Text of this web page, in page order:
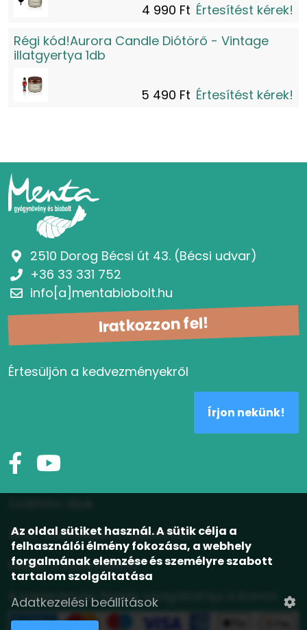
4 990 Ft Értesítést kérek!
Régi kód!Aurora Candle Diótörő - Vintage
illatgyertya 1db
5 490 Ft Értesítést kérek!
ÁSZF, adatvédelmi tájékoztató
Elállás a szerződéstől
A bankkártyás fizetés szolgáltatója a Barion
Iratkozzon fel!
Értesüljön a kedvezményekről
Írjon nekünk!
2510 Dorog Bécsi út 43. (Bécsi udvar)
+36 33 331 752
info[a]mentabiobolt.hu
Az oldal sütiket használ. A sütik célja a
felhasználói élmény fokozása, a webhely
forgalmának elemzése és személyre szabott
tartalom szolgáltatása
Adatkezelési beállítások